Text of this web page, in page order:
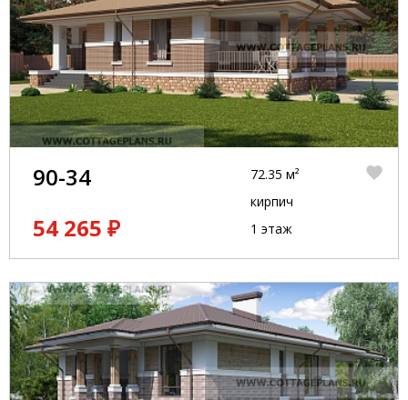
90-34
54 265 ₽
72.35 м²
кирпич
1 этаж